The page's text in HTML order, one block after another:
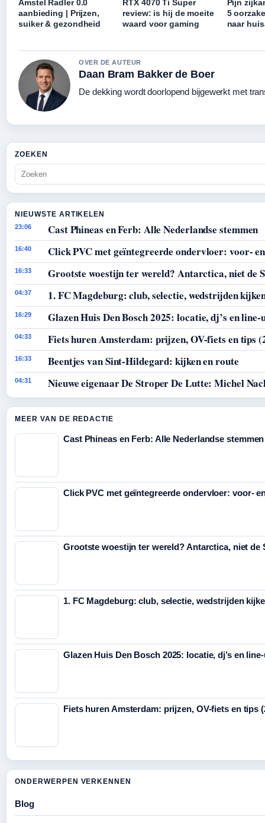
Amstel Radler 0.0
aanbieding | Prijzen,
suiker & gezondheid
RTX 4070 Ti Super
review: is hij de moeite
waard voor gaming
Pijn
5
naar
OVER DE AUTEUR
Daan Bram Bakker de Boer
De dekking wordt doorlopend bijgewerkt met
ZOEKEN
NIEUWSTE ARTIKELEN
23:06 Cast Phineas en Ferb: Alle Nederlandse stemmen
16:40 Click PVC met geïntegreerde ondervloer: voor-
16:33 Grootste woestijn ter wereld? Antarctica, niet de
04:37 1. FC Magdeburg: club, selectie, wedstrijden
16:29 Glazen Huis Den Bosch 2025: locatie, dj’s en line-
04:33 Fiets huren Amsterdam: prijzen, OV-fiets en tips
16:33 Beentjes van Sint-Hildegard: kijken en route
04:31 Nieuwe eigenaar De Stroper De Lutte: Michel
MEER VAN DE REDACTIE
Cast Phineas en Ferb: Alle Nederlandse stemmen
Click PVC met geïntegreerde ondervloer: voor-
Grootste woestijn ter wereld? Antarctica, niet de
1. FC Magdeburg: club, selectie, wedstrijden
Glazen Huis Den Bosch 2025: locatie, dj’s en
Fiets huren Amsterdam: prijzen, OV-fiets en tips
ONDERWERPEN VERKENNEN
Blog